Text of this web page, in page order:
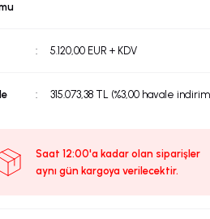
5.120,00 EUR + KDV
315.073,38 TL (%3,00 havale
Saat 12:00'a kadar olan siparişler
aynı gün kargoya verilecektir.